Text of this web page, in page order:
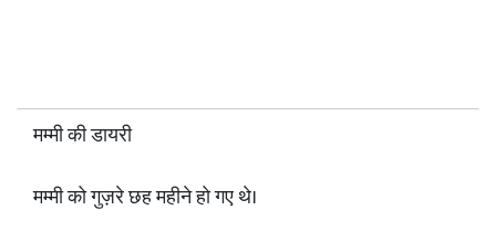
मम्मी की डायरी
मम्मी को गुज़रे छह महीने हो गए थे।